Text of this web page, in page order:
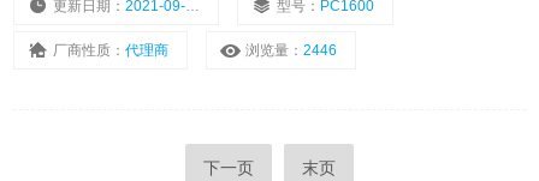
更新日期：2021-09-10 型号： PC1600
厂商性质：代理商 浏览量：2446
下一页 末页